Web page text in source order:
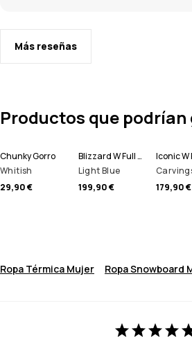
Más reseñas
Productos que
Chunky Gorro
Whitish
29,90 €
Blizzard W Full Zip Chaqueta Snowboard Mujer
Light Blue
199,90 €
179,90 €
Ropa Térmica Mujer Ropa Snowboard